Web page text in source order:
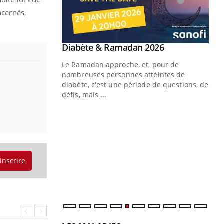
Youtube
Diabète & Ramadan 2026Youtube
Le Ramadan approche, et, pour de
nombreuses personnes atteintes de
diabète, c'est une période de questions, de
défis, mais ...